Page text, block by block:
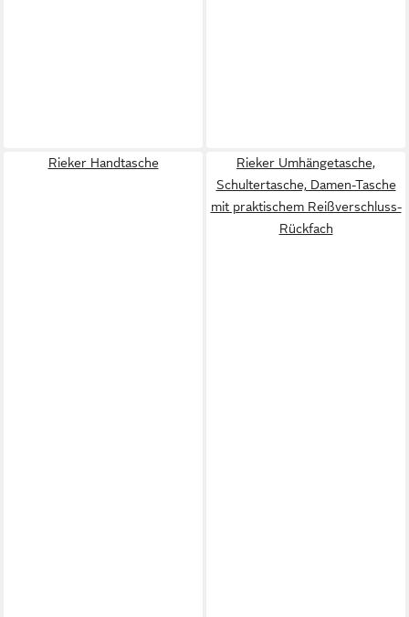
Rieker Handtasche
Rieker Umhängetasche,
Schultertasche, Damen-Tasche
mit praktischem Reißverschluss-
Rückfach